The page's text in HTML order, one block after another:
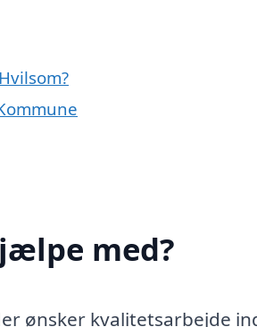
med?
ønsker kvalitetsarbejde